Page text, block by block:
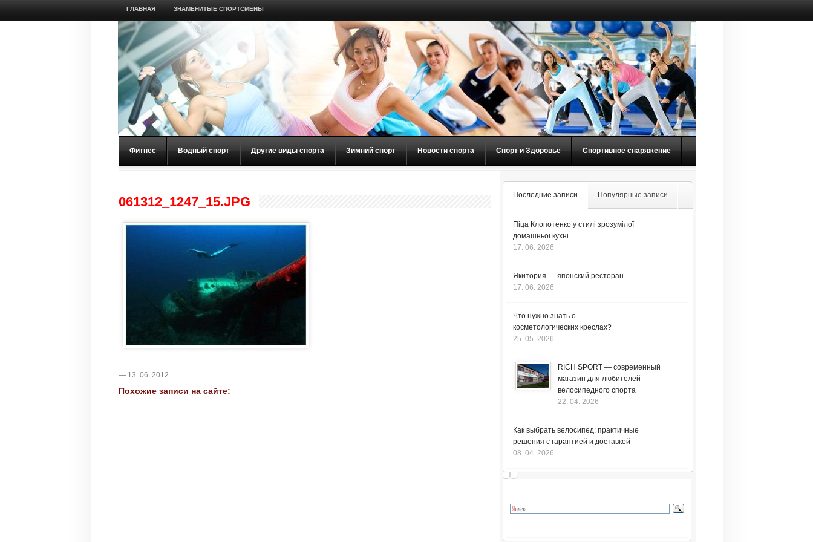
ГЛАВНАЯ ЗНАМЕНИТЫЕ СПОРТСМЕНЫ
Фитнес Водный спорт Другие виды спорта Зимний спорт Новости спорта Спорт и Здоровье Спортивное снаряжение
061312_1247_15.JPG
— 13. 06. 2012
Похожие записи на сайте:
Последние записи Популярные записи
Піца Клопотенко у стилі зрозумілої
домашньої кухні
17. 06. 2026
Якитория — японский ресторан
17. 06. 2026
Что нужно знать о
косметологических креслах?
25. 05. 2026
RICH SPORT — современный
магазин для любителей
велосипедного спорта
22. 04. 2026
Как выбрать велосипед: практичные
решения с гарантией и доставкой
08. 04. 2026